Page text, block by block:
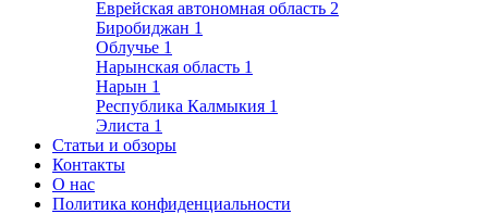
Еврейская автономная область 2
Биробиджан 1
Облучье 1
Нарынская область 1
Нарын 1
Республика Калмыкия 1
Элиста 1
Статьи и обзоры
Контакты
О нас
Политика конфиденциальности